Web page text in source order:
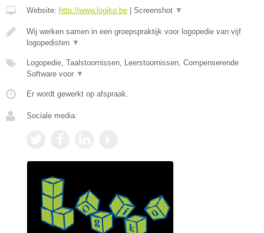
Website: http://www.logiko.be Screenshot ▼
Wij werken samen in een groepspraktijk voor logopedie van vijf
logopedisten ▼
Logopedie, Taalstoornissen, Leerstoornissen, Compenserende
Software voor ▼
Er wordt gewerkt op afspraak.
Sociale media: